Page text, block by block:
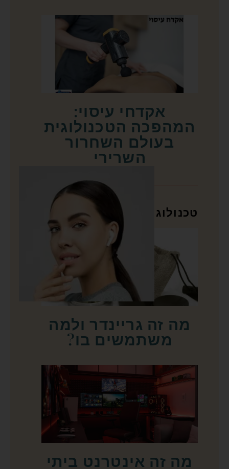
אקדחי עיסוי:
המהפכה הטכנולוגית
בעולם השחרור
השרירי
טכנולוגיה
מה זה גריינדר ולמה
משתמשים בו?
מה זה אינטרנט ביתי